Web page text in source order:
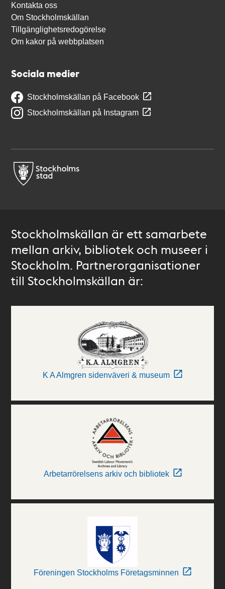
Kontakta oss
Om Stockholmskällan
Tillgänglighetsredogörelse
Om kakor på webbplatsen
Sociala medier
Stockholmskällan på Facebook
Stockholmskällan på Instagram
Stockholmskällan är ett samarbete
mellan arkiv, bibliotek och museer i
Stockholm. Partnerorganisationer
till Stockholmskällan är:
K A Almgren sidenväveri & museum
Arbetarrörelsens arkiv och bibliotek
Föreningen Stockholms Företagsminnen